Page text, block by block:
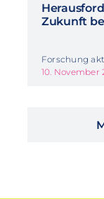
Zukunft
Forschung
10. November